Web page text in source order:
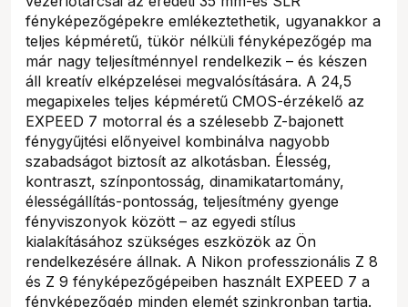
fényképezőgépekre emlékeztethetik, ugyanakkor a
teljes képméretű, tükör nélküli fényképezőgép ma
már nagy teljesítménnyel rendelkezik – és készen
áll kreatív elképzelései megvalósítására. A 24,5
megapixeles teljes képméretű CMOS-érzékelő az
EXPEED 7 motorral és a szélesebb Z-bajonett
fénygyűjtési előnyeivel kombinálva nagyobb
szabadságot biztosít az alkotásban. Élesség,
kontraszt, színpontosság, dinamikatartomány,
élességállítás-pontosság, teljesítmény gyenge
fényviszonyok között – az egyedi stílus
kialakításához szükséges eszközök az Ön
rendelkezésére állnak. A Nikon professzionális Z 8
és Z 9 fényképezőgépeiben használt EXPEED 7 a
fényképezőgép minden elemét szinkronban tartja.